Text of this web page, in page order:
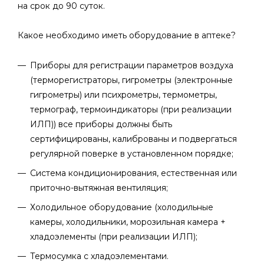
на срок до 90 суток.
Какое необходимо иметь оборудование в аптеке?
Приборы для регистрации параметров воздуха
(терморегистраторы, гигрометры (электронные
гигрометры) или психрометры, термометры,
термограф, термоиндикаторы (при реализации
ИЛП)) все приборы должны быть
сертифицированы, калиброваны и подвергаться
регулярной поверке в установленном порядке;
Система кондиционирования, естественная или
приточно-вытяжная вентиляция;
Холодильное оборудование (холодильные
камеры, холодильники, морозильная камера +
хладоэлементы (при реализации ИЛП);
Термосумка с хладоэлементами.